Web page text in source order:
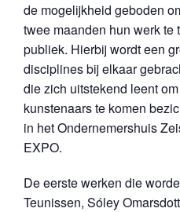
de mogelijkheid geboden
twee maanden hun werk te
publiek. Hierbij wordt een
disciplines bij elkaar
die zich uitstekend leent
kunstenaars te komen
in het Ondernemershuis
EXPO.
De eerste werken die
Teunissen, Sóley